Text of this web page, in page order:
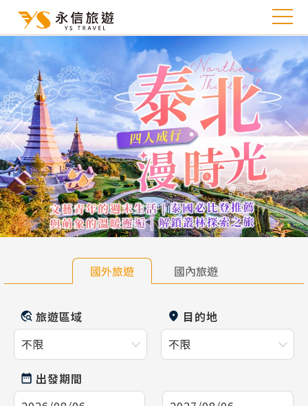
往前 往
國外旅遊 國內旅遊
旅遊區域 目的地
出發期間